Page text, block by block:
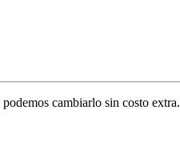
cambiarlo sin costo extra.